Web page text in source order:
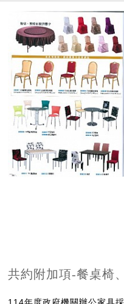
共約附加項-餐桌椅